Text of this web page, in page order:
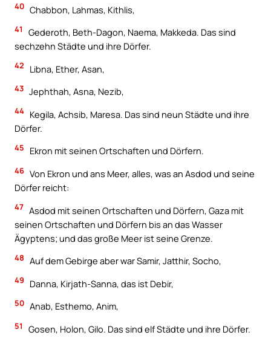
40 Chabbon, Lahmas, Kithlis,
41
Gederoth, Beth-Dagon, Naema, Makkeda. Das sind
sechzehn Städte und ihre Dörfer.
42 Libna, Ether, Asan,
43 Jephthah, Asna, Nezib,
44 Kegila, Achsib, Maresa. Das sind neun Städte und ihre
Dörfer.
45 Ekron mit seinen Ortschaften und Dörfern.
46 Von Ekron und ans Meer, alles, was an Asdod und seine
Dörfer reicht:
47 Asdod mit seinen Ortschaften und Dörfern, Gaza mit
seinen Ortschaften und Dörfern bis an das Wasser
Ägyptens; und das große Meer ist seine Grenze.
48 Auf dem Gebirge aber war Samir, Jatthir, Socho,
49 Danna, Kirjath-Sanna, das ist Debir,
50 Anab, Esthemo, Anim,
51 Gosen, Holon, Gilo. Das sind elf Städte und ihre Dörfer.